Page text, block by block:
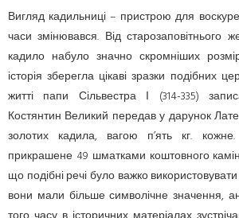
Вигляд кадильниці – пристрою для
часи змінювався. Від старозаповітнього
кадило набуло значно скромніших
історія зберегла цікаві зразки подібних
житті папи Сільвестра І (314-335)
Костянтин Великий передав у дарунок
золотих кадила, вагою п’ять кг.
прикрашене 49 шматками коштовного
що подібні речі було важко використовувати
вони мали більше символічне значення,